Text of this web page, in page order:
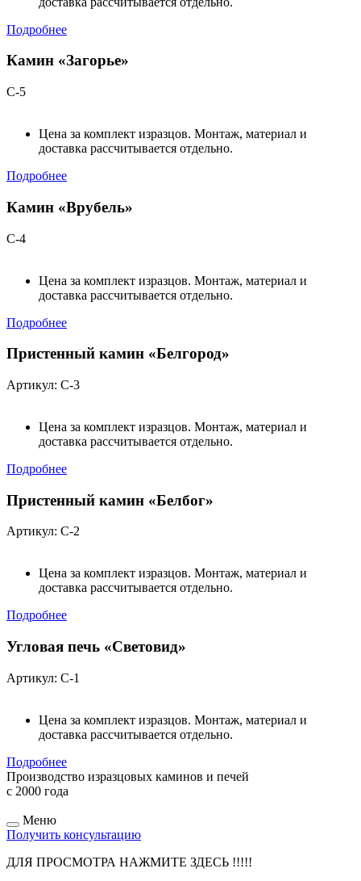
Подробнее
Камин «Загорье»
С-5
Цена за комплект изразцов. Монтаж, материал и
доставка рассчитывается отдельно.
Подробнее
Камин «Врубель»
С-4
Цена за комплект изразцов. Монтаж, материал и
доставка рассчитывается отдельно.
Подробнее
Пристенный камин «Белгород»
Артикул: С-3
Цена за комплект изразцов. Монтаж, материал и
доставка рассчитывается отдельно.
Подробнее
Пристенный камин «Белбог»
Артикул: С-2
Цена за комплект изразцов. Монтаж, материал и
доставка рассчитывается отдельно.
Подробнее
Угловая печь «Световид»
Артикул: С-1
Цена за комплект изразцов. Монтаж, материал и
доставка рассчитывается отдельно.
Подробнее
Производство изразцовых каминов и печей
с 2000 года
Меню
Получить консультацию
ДЛЯ ПРОСМОТРА НАЖМИТЕ ЗДЕСЬ !!!!!